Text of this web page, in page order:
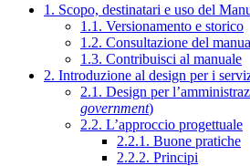
1. Scopo, destinatari e uso del
1.1. Versionamento e storico
1.2. Consultazione del
1.3. Contribuisci al manuale
2. Introduzione al design per i
2.1. Design per
government)
2.2. L’approccio progettuale
2.2.1. Buone pratiche
2.2.2. Principi